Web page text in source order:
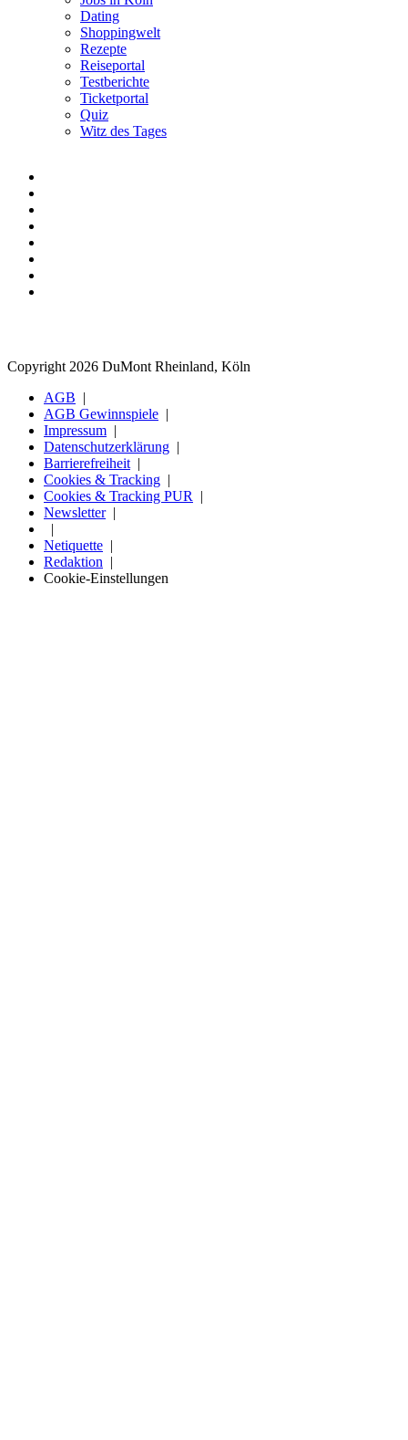
Dating
Shoppingwelt
Rezepte
Reiseportal
Testberichte
Ticketportal
Quiz
Witz des Tages
Copyright 2026 DuMont Rheinland, Köln
AGB
AGB Gewinnspiele
Impressum
Datenschutzerklärung
Barrierefreiheit
Cookies & Tracking
Cookies & Tracking PUR
Newsletter
Netiquette
Redaktion
Cookie-Einstellungen